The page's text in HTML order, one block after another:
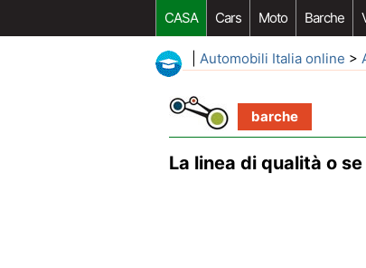
CASA Cars Moto Barche
Automobili Italia online >
barche
La linea di qualità o